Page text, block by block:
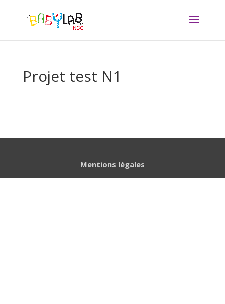
Projet test N1
Mentions légales